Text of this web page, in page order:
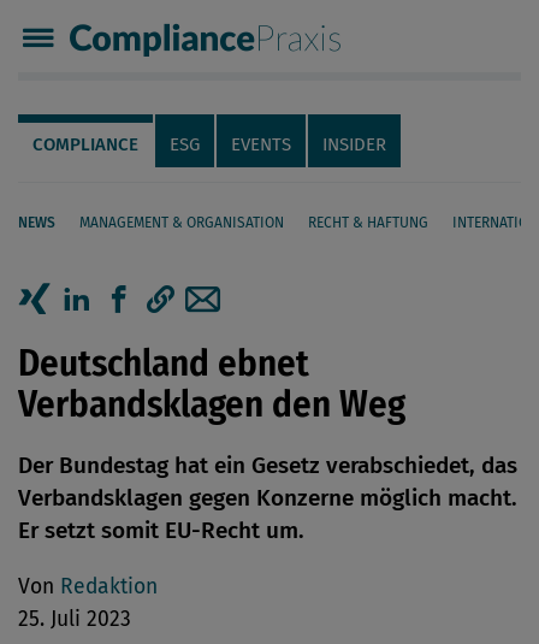
Compliance Praxis
Servicenavigation
Navigation
COMPLIANCE ESG EVENTS INSIDER
NEWS MANAGEMENT & ORGANISATION RECHT & HAFTUNG
Seiteninhalt
Deutschland ebnet
Verbandsklagen den Weg
Der Bundestag hat ein Gesetz verabschiedet, das
Verbandsklagen gegen Konzerne möglich macht.
Er setzt somit EU-Recht um.
Von Redaktion
25. Juli 2023